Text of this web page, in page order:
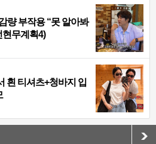
량 부작용 “못 알아봐
현무계획4)
흰 티셔츠+청바지 입